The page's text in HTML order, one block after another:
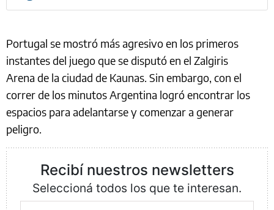
Portugal se mostró más agresivo en los primeros
instantes del juego que se disputó en el Zalgiris
Arena de la ciudad de Kaunas. Sin embargo, con el
correr de los minutos Argentina logró encontrar los
espacios para adelantarse y comenzar a generar
peligro.
Recibí nuestros newsletters
Seleccioná todos los que te interesan.